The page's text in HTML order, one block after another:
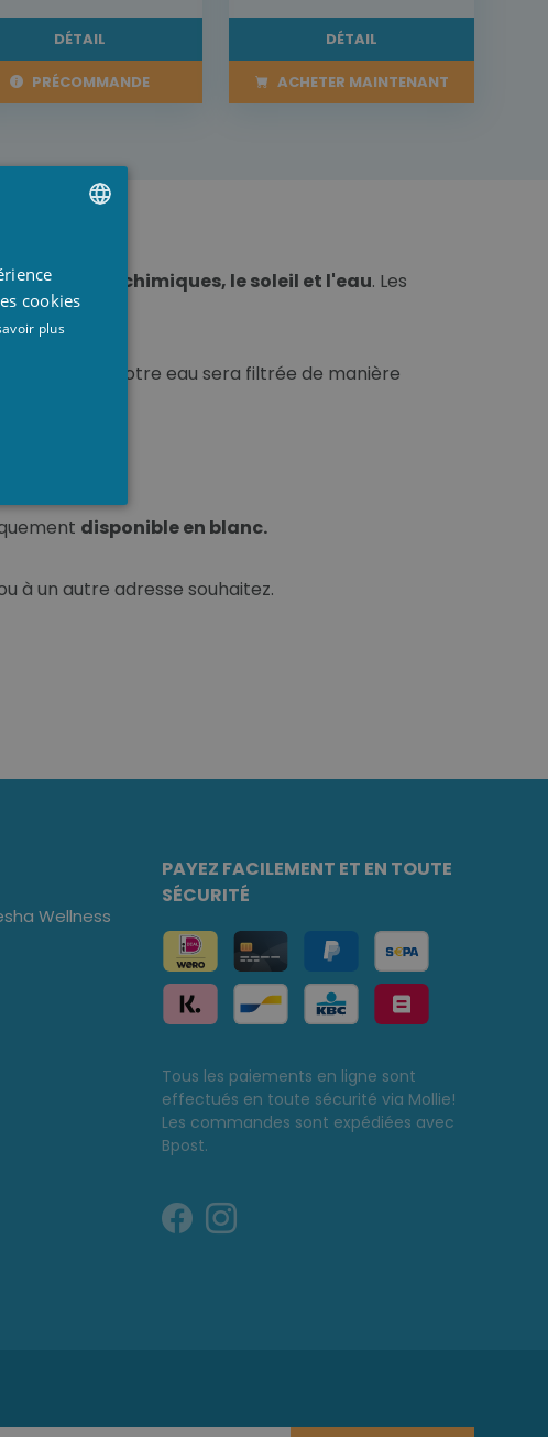
DÉTAIL
PRÉCOMMANDE
DÉTAIL
ACHETER MAINTENANT
lesproduits chimiques, le soleil et l'eau. Les
Ainsi, votre eau sera filtrée de manière
disponible en blanc.
à un autre adresse souhaitez.
Wellness
PAYEZ FACILEMENT ET EN TOUTE
SÉCURITÉ
Tous les paiements en ligne sont
effectués en toute sécurité via Mollie!
Les commandes sont expédiées avec
Bpost.
ENGLISH
cookies
plus